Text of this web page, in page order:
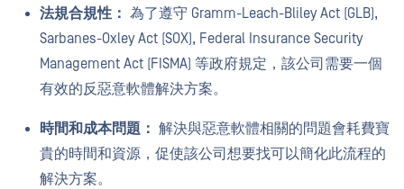
法規合規性： 為了遵守 Gramm-Leach-Bliley Act (GLB),
Sarbanes-Oxley Act (SOX), Federal Insurance Security
Management Act (FISMA) 等政府規定，該公司需要一個
有效的反惡意軟體解決方案。
時間和成本問題： 解決與惡意軟體相關的問題會耗費寶
貴的時間和資源，促使該公司想要找可以簡化此流程的
解決方案。